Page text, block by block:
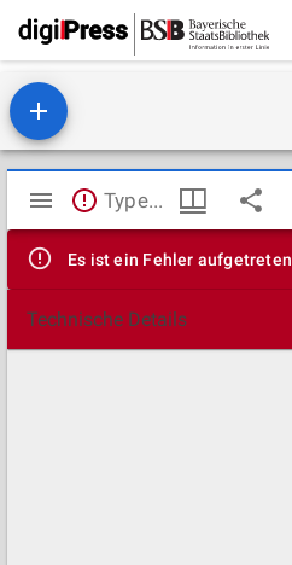
Mirador
Viewer
TypeError: Failed to fetch
Es ist ein Fehler aufgetreten
Technische Details